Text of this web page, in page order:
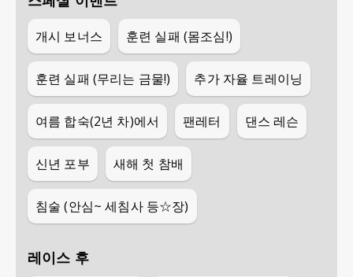
개시 보너스 훈련 실패 (몸조심!)
훈련 실패 (무리는 금물!) 추가 자율 트레이닝
여름 합숙(2년 차)에서 팬레터 댄스 레슨
신년 포부 새해 첫 참배
침술 (안심~ 세침사 등☆장)
레이스 후